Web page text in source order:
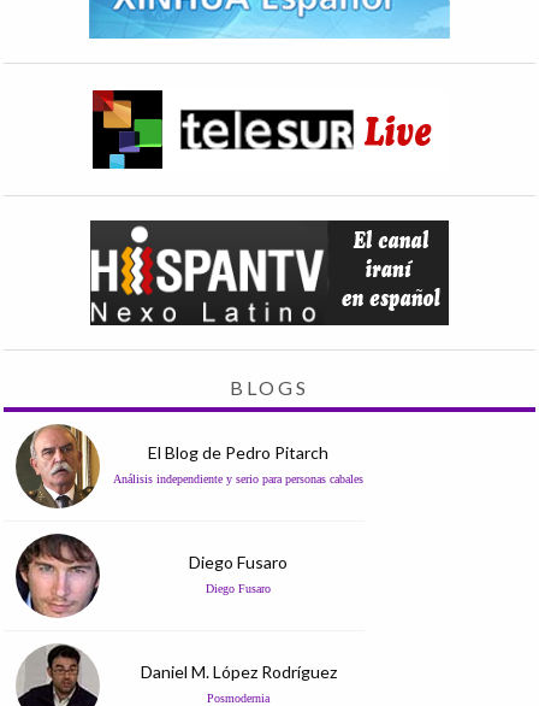
BLOGS
El Blog de Pedro Pitarch
Análisis independiente y serio para personas cabales
Diego Fusaro
Diego Fusaro
Daniel M. López Rodríguez
Posmodernia